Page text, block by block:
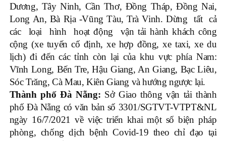
Dương, Tây Ninh, Cần Thơ, Đồng Tháp, Đồng Nai,
Long An, Bà Rịa -Vũng Tàu, Trà Vinh. Dừng tất cả
các loại hình hoạt động vận tải hành khách công
cộng (xe tuyến cố định, xe hợp đồng, xe taxi, xe du
lịch) đi đến các tỉnh còn lại của khu vực phía Nam:
Vĩnh Long, Bến Tre, Hậu Giang, An Giang, Bạc Liêu,
Sóc Trăng, Cà Mau, Kiên Giang và hướng ngược lại.
Thành phố Đà Nẵng: Sở Giao thông vận tải thành
phố Đà Nẵng có văn bản số 3301/SGTVT-VTPT&NL
ngày 16/7/2021 về việc triển khai một số biện pháp
phòng, chống dịch bệnh Covid-19 theo chỉ đạo tại